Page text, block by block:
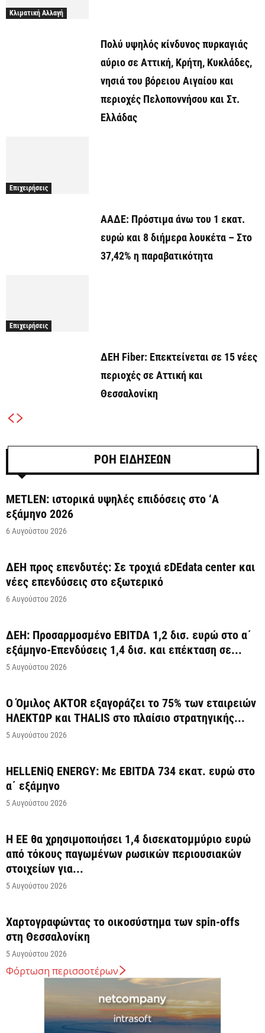
Κλιματική Αλλαγή
Πολύ υψηλός κίνδυνος πυρκαγιάς
αύριο σε Αττική, Κρήτη, Κυκλάδες,
νησιά του βόρειου Αιγαίου και
περιοχές Πελοποννήσου και Στ.
Ελλάδας
Επιχειρήσεις
ΑΑΔΕ: Πρόστιμα άνω του 1 εκατ.
ευρώ και 8 διήμερα λουκέτα – Στο
37,42% η παραβατικότητα
Επιχειρήσεις
ΔΕΗ Fiber: Επεκτείνεται σε 15 νέες
περιοχές σε Αττική και
Θεσσαλονίκη
ΡΟΗ ΕΙΔΗΣΕΩΝ
METLEN: ιστορικά υψηλές επιδόσεις στο ‘A
εξάμηνο 2026
6 Αυγούστου 2026
ΔΕΗ προς επενδυτές: Σε τροχιά εDEdata center και
νέες επενδύσεις στο εξωτερικό
6 Αυγούστου 2026
ΔΕΗ: Προσαρμοσμένο EBITDA 1,2 δισ. ευρώ στο α΄
εξάμηνο-Επενδύσεις 1,4 δισ. και επέκταση σε...
5 Αυγούστου 2026
Ο Όμιλος AKTOR εξαγοράζει το 75% των εταιρειών
ΗΛΕΚΤΩΡ και THALIS στο πλαίσιο στρατηγικής...
5 Αυγούστου 2026
HELLENiQ ENERGY: Με EBITDA 734 εκατ. ευρώ στο
α΄ εξάμηνο
5 Αυγούστου 2026
Η ΕΕ θα χρησιμοποιήσει 1,4 δισεκατομμύριο ευρώ
από τόκους παγωμένων ρωσικών περιουσιακών
στοιχείων για...
5 Αυγούστου 2026
Χαρτογραφώντας το οικοσύστημα των spin-offs
στη Θεσσαλονίκη
5 Αυγούστου 2026
Σε κατάσταση κινητοποίησης Αττική, Εύβοια και
Βοιωτία λόγω πολύ υψηλού κινδύνου πυρκαγιάς
5 Αυγούστου 2026
Φόρτωση περισσοτέρων